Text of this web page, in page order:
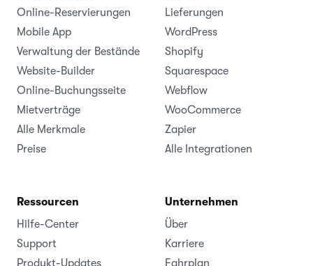
Online-Reservierungen
Mobile App
Verwaltung der Bestände
Website-Builder
Online-Buchungsseite
Mietverträge
Alle Merkmale
Preise
Lieferungen
WordPress
Shopify
Squarespace
Webflow
WooCommerce
Zapier
Alle Integrationen
Ressourcen
Hilfe-Center
Support
Produkt-Updates
Unternehmen
Über
Karriere
Fahrplan